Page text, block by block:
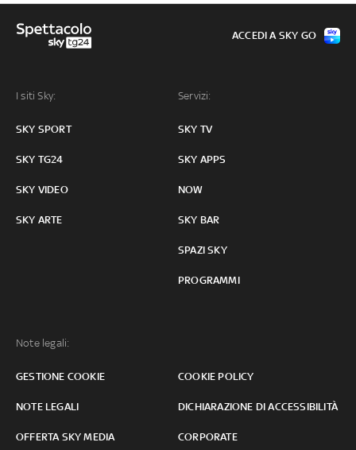
I siti Sky:
SKY SPORT
SKY TG24
SKY VIDEO
SKY ARTE
Servizi:
SKY TV
SKY APPS
NOW
SKY BAR
SPAZI SKY
PROGRAMMI
Note legali:
GESTIONE COOKIE COOKIE POLICY
NOTE LEGALI DICHIARAZIONE DI ACCESSIBILITÀ
OFFERTA SKY MEDIA CORPORATE
ACCEDI A SKY GO